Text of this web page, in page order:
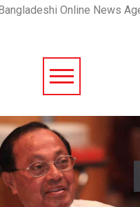
Online News